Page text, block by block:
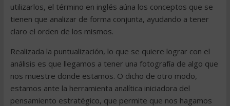
utilizarlos, el término en inglés aúna los conceptos que se
tienen que analizar de forma conjunta, ayudando a tener
claro el orden de los mismos.
Realizada la puntualización, lo que se quiere lograr con el
análisis es que llegamos a tener una fotografía de algo que
nos muestre donde estamos. O dicho de otro modo,
estamos ante la herramienta analítica iniciadora del
pensamiento estratégico, que permite que nos hagamos